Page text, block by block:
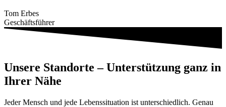
Tom Erbes
Geschäftsführer
Unsere Standorte – Unterstützung ganz in
Ihrer Nähe
Jeder Mensch und jede Lebenssituation ist unterschiedlich. Genau